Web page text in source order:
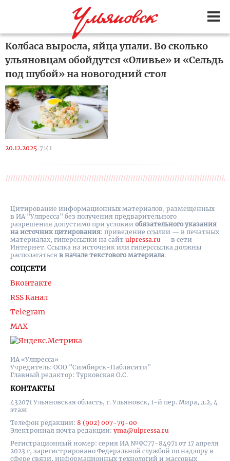
Колбаса выросла, яйца упали. Во сколько
ульяновцам обойдутся «Оливье» и «Сельдь
под шубой» на новогодний стол
20.12.2025 7:41
ИА «Улпресса»
Учредитель: ООО "Симбирск-Паблисити"
Главный редактор: Турковская О.С.
КОНТАКТЫ
432071 Ульяновская область, г. Ульяновск, 1-й пер. Мира, д.2, 4
этаж
Телефон редакции: 8 (902) 007-79-00
Электронная почта редакции: yma@ulpressa.ru
Регистрационный номер: серия ИА №ФС77-84971 от 17 апреля
2023 г, зарегистрировано Федеральной службой по надзору в
сфере связи, информационных технологий и массовых
СОЦСЕТИ
Вконтакте
RSS Канал
Telegram
MAX
Цитирование информационных материалов, размещенных
в ИА "Улпресса" без получения предварительного
разрешения допустимо при условии обязательного указания
на источник цитирования: приведение ссылки — в печатных
материалах, гиперссылки на cайт ulpressa.ru — в сети
Интернет. Ссылка на источник или гиперссылка должны
располагаться в начале текстового материала.